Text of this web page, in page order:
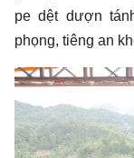
pe dệt dượn
phọng, tiêng an